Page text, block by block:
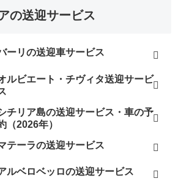
の送迎サービス
ーリの送迎車サービス
ルビエート・チヴィタ送迎サービ
チリア島の送迎サービス・車の予
（2026年）
テーラの送迎サービス
ルベロベッロの送迎サービス